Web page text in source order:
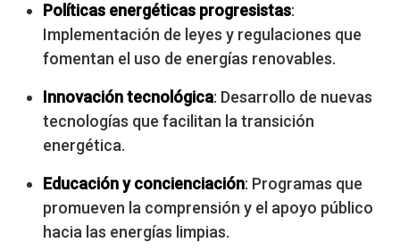
Políticas energéticas progresistas:
Implementación de leyes y regulaciones que
fomentan el uso de energías renovables.
Innovación tecnológica: Desarrollo de nuevas
tecnologías que facilitan la transición
energética.
Educación y concienciación: Programas que
promueven la comprensión y el apoyo público
hacia las energías limpias.